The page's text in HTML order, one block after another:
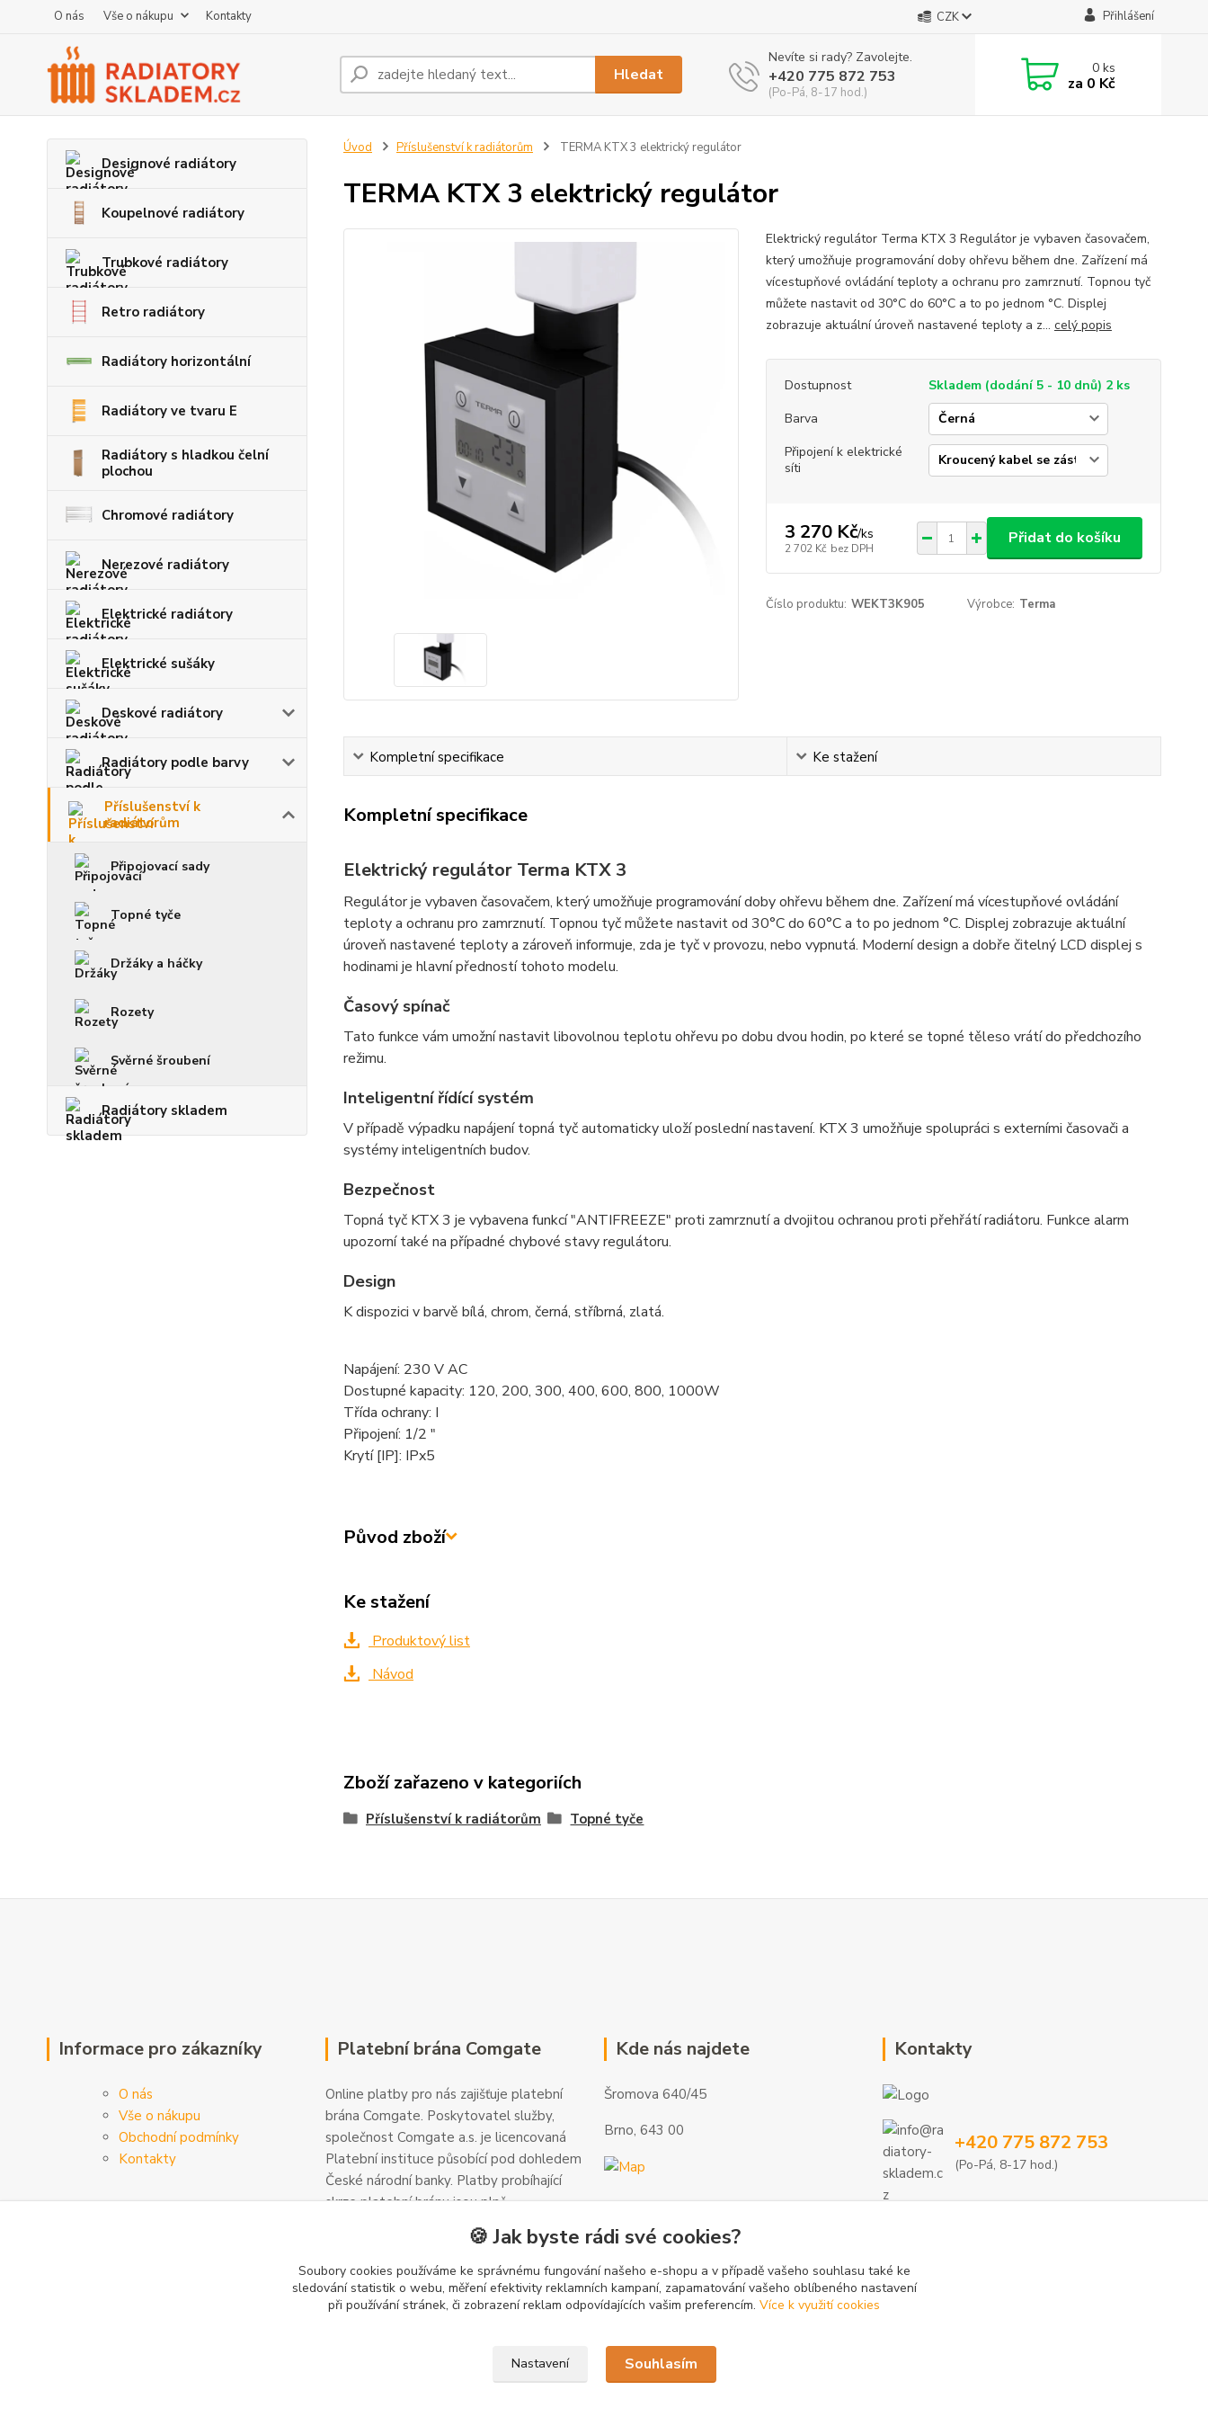
O nás Vše o nákupu Kontakty CZK Přihlášení
Hledat
Nevíte si rady? Zavolejte.
+420 775 872 753
(Po-Pá, 8-17 hod.)
0ks
za 0 Kč
Designové radiátory
Koupelnové radiátory
Trubkové radiátory
Retro radiátory
Radiátory horizontální
Radiátory ve tvaru E
Radiátory s hladkou čelní
plochou
Chromové radiátory
Nerezové radiátory
Elektrické radiátory
Elektrické sušáky
Deskové radiátory
Radiátory podle barvy
Příslušenství k
radiátorům
Připojovací sady
Topné tyče
Držáky a háčky
Rozety
Svěrné šroubení
Radiátory skladem
Úvod Příslušenství k radiátorům TERMA KTX 3 elektrický regulátor
TERMA KTX 3 elektrický regulátor
Elektrický regulátor Terma KTX 3 Regulátor je vybaven časovačem,
který umožňuje programování doby ohřevu během dne. Zařízení má
vícestupňové ovládání teploty a ochranu pro zamrznutí. Topnou tyč
můžete nastavit od 30°C do 60°C a to po jednom °C. Displej
zobrazuje aktuální úroveň nastavené teploty a z... celý popis
Dostupnost
Skladem (dodání 5 - 10 dnů) 2 ks
Barva
Připojení k elektrické
síti
3 270 Kč/ks
2 702 Kč bez DPH
Přidat do košíku
Číslo produktu: WEKT3K905 Výrobce: Terma
Kompletní specifikace Ke stažení
Kompletní specifikace
Elektrický regulátor Terma KTX 3
Regulátor je vybaven časovačem, který umožňuje programování doby ohřevu během dne. Zařízení má vícestupňové ovládání
teploty a ochranu pro zamrznutí. Topnou tyč můžete nastavit od 30°C do 60°C a to po jednom °C. Displej zobrazuje aktuální
úroveň nastavené teploty a zároveň informuje, zda je tyč v provozu, nebo vypnutá. Moderní design a dobře čitelný LCD displej s
hodinami je hlavní předností tohoto modelu.
Časový spínač
Tato funkce vám umožní nastavit libovolnou teplotu ohřevu po dobu dvou hodin, po které se topné těleso vrátí do předchozího
režimu.
Inteligentní řídící systém
V případě výpadku napájení topná tyč automaticky uloží poslední nastavení. KTX 3 umožňuje spolupráci s externími časovači a
systémy inteligentních budov.
Bezpečnost
Topná tyč KTX 3 je vybavena funkcí "ANTIFREEZE" proti zamrznutí a dvojitou ochranou proti přehřátí radiátoru. Funkce alarm
upozorní také na případné chybové stavy regulátoru.
Design
K dispozici v barvě bílá, chrom, černá, stříbrná, zlatá.
Napájení: 230 V AC
Dostupné kapacity: 120, 200, 300, 400, 600, 800, 1000W
Třída ochrany: I
Připojení: 1/2 "
Krytí [IP]: IPx5
Původ zboží
Ke stažení
Produktový list
Návod
Zboží zařazeno v kategoriích
Příslušenství k radiátorům Topné tyče
Informace pro zákazníky
O nás
Vše o nákupu
Obchodní podmínky
Kontakty
Platební brána Comgate
Online platby pro nás zajišťuje platební
brána Comgate. Poskytovatel služby,
společnost Comgate a.s. je licencovaná
Platební instituce působící pod dohledem
České národní banky. Platby probíhající
skrze platební bránu jsou plně
zabezpečeny a veškeré informace jsou
šifrovány. Další informace a kontakty
nawww.comgate.cz.
Kde nás najdete
Šromova 640/45
Brno, 643 00
Kontakty
+420 775 872 753
(Po-Pá, 8-17 hod.)
🍪 Jak byste rádi své cookies?
Soubory cookies používáme ke správnému fungování našeho e-shopu a v případě vašeho souhlasu také ke
sledování statistik o webu, měření efektivity reklamních kampaní, zapamatování vašeho oblíbeného nastavení
při používání stránek, či zobrazení reklam odpovídajících vašim preferencím. Více k využití cookies
Nastavení Souhlasím